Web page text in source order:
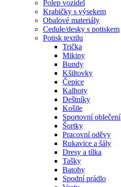
Polep vozidel
Krabičky s výsekem
Obalové materiály
Cedule/desky s potiskem
Potisk textilu
Trička
Mikiny
Bundy
Kšiltovky
Čepice
Kalhoty
Deštníky
Košile
Sportovní oblečení
Šortky
Pracovní oděvy
Rukavice a šály
Dresy a tílka
Tašky
Batohy
Spodní prádlo